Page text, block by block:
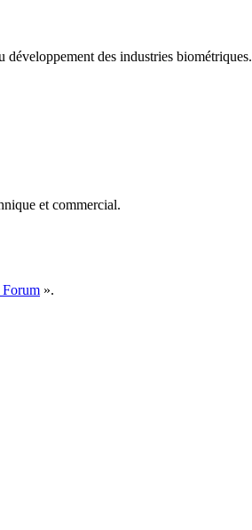
des industries biométriques.
et commercial.
».